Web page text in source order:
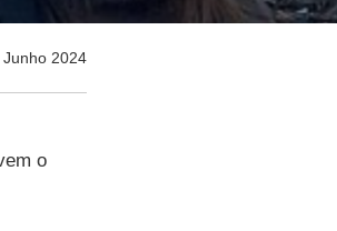
Junho 2024
o